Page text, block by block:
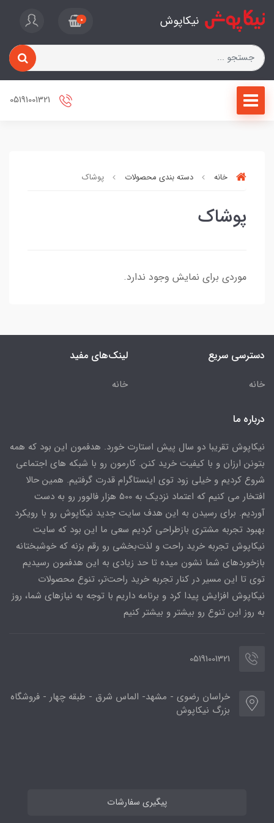
نیکاپوش 0
خانه دسته بندی محصولات پوشاک
پوشاک
موردی برای نمایش وجود ندارد.
دسترسی سریع
خانه
لینک‌های مفید
خانه
درباره ما
نیکاپوش تقریبا دو سال پیش استارت خورد. هدفمون این بود که همه
بتونن ارزان و با کیفیت خرید کنن. کارمون رو با شبکه های اجتماعی
شروع کردیم و خیلی زود توی اینستاگرام قدرت گرفتیم. همین حالا
افتخار می کنیم که اعتماد نزدیک به 500 هزار فالوور رو به دست
آوردیم. برای رسیدن به این هدف سایت جدید نیکاپوش رو با رویکرد
بهبود تجربه مشتری بازطراحی کردیم سعی ما این بود که سایت
نیکاپوش تجربه خرید راحت و لذت‌بخشی رو رقم بزنه که خوشبختانه
بازخوردهای شما نشون میده تا حد زیادی به این هدفمون رسیدیم
توی تا این مسیر در کنار تجربه خرید راحت‌تر، تنوع محصولات
نیکاپوش افزایش پیدا کرد و برنامه داریم با توجه به نیازهای شما، روز
به روز این تنوع رو بیشتر و بیشتر کنیم
05191001321
خراسان رضوی - مشهد- الماس شرق - طبقه چهار - فروشگاه
بزرگ نیکاپوش
پیگیری سفارشات